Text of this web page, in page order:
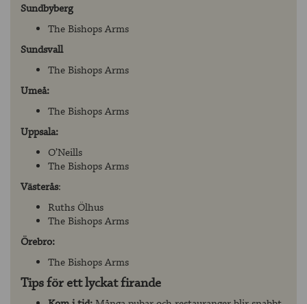
Sundbyberg
The Bishops Arms
Sundsvall
The Bishops Arms
Umeå:
The Bishops Arms
Uppsala:
O’Neills
The Bishops Arms
Västerås:
Ruths Ölhus
The Bishops Arms
Örebro:
The Bishops Arms
Tips för ett lyckat firande